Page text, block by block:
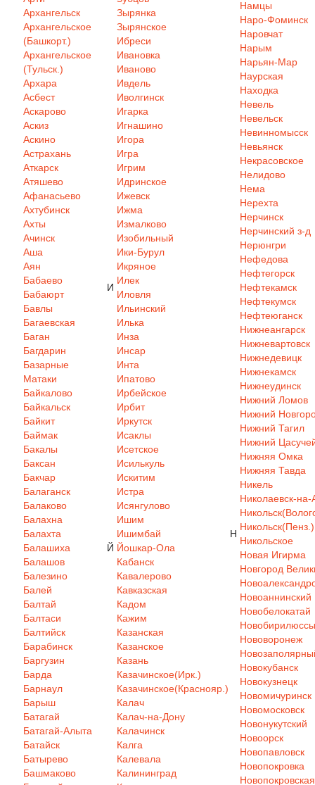
Архангельск
Архангельское
(Башкорт.)
Архангельское
(Тульск.)
Архара
Асбест
Аскарово
Аскиз
Аскино
Астрахань
Аткарск
Атяшево
Афанасьево
Ахтубинск
Ахты
Ачинск
Аша
Аян
Бабаево
Бабаюрт
Бавлы
Багаевская
Баган
Багдарин
Базарные
Матаки
Байкалово
Байкальск
Байкит
Баймак
Бакалы
Баксан
Бакчар
Балаганск
Балаково
Балахна
Балахта
Балашиха
Балашов
Балезино
Балей
Балтай
Балтаси
Балтийск
Барабинск
Баргузин
Барда
Барнаул
Барыш
Батагай
Батагай-Алыта
Батайск
Батырево
Башмаково
Зырянка
Зырянское
И
Ибреси
Ивановка
Иваново
Ивдель
Иволгинск
Игарка
Игнашино
Игора
Игра
Игрим
Идринское
Ижевск
Ижма
Измалково
Изобильный
Ики-Бурул
Икряное
Илек
Иловля
Ильинский
Илька
Инза
Инсар
Инта
Ипатово
Ирбейское
Ирбит
Иркутск
Исаклы
Исетское
Исилькуль
Искитим
Истра
Исянгулово
Ишим
Ишимбай
Й Йошкар-Ола
Кабанск
Кавалерово
Кавказская
Кадом
Кажим
Казанская
Казанское
Казань
Казачинское(Ирк.)
Казачинское(Краснояр.)
Калач
Калач-на-Дону
Калачинск
Калга
Калевала
Калининград
Н
Намцы
Наро-Фоминск
Наровчат
Нарым
Нарьян-Мар
Наурская
Находка
Невель
Невельск
Невинномысск
Невьянск
Некрасовское
Нелидово
Нема
Нерехта
Нерчинск
Нерчинский з-д
Нерюнгри
Нефедова
Нефтегорск
Нефтекамск
Нефтекумск
Нефтеюганск
Нижнеангарск
Нижневартовск
Нижнедевицк
Нижнекамск
Нижнеудинск
Нижний Ломов
Нижний
Нижний Тагил
Нижний
Нижняя Омка
Нижняя Тавда
Никель
Николаевск-
Никольск(Пенз.)
Никольское
Новая Игирма
Новгород
Новоаннинский
Новобелокатай
Новобирилюссы
Нововоронеж
Новокубанск
Новокузнецк
Новомичуринск
Новомосковск
Новонукутский
Новоорск
Новопавловск
Новопокровка
Новопокровская